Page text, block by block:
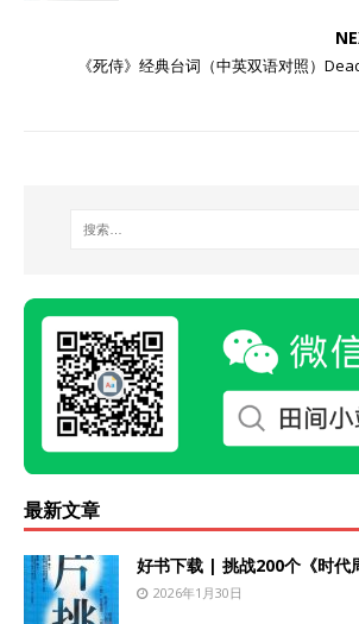
《死侍》经典台词（中英双语对照）
最新文章
好书下载 | 挑战200个《时代
2026年1月30日